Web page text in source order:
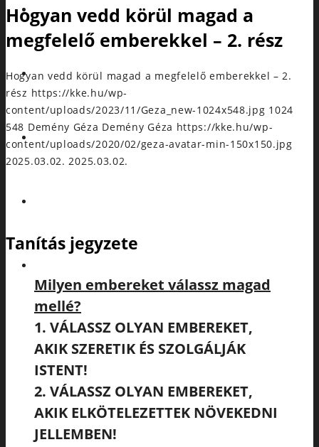
NAPTÁR
KAPCSOLÓDJ
RÓLUNK
Hogyan vedd körül magad a
megfelelő emberekkel – 2. rész
Hogyan vedd körül magad a megfelelő emberekkel – 2.
rész https://kke.hu/wp-
content/uploads/2023/11/Geza_new-1024x548.jpg 1024
548 Demény Géza Demény Géza https://kke.hu/wp-
content/uploads/2020/02/geza-avatar-min-150x150.jpg
2025.03.02. 2025.03.02.
Tanítás jegyzete
Milyen embereket válassz magad
mellé?
1. VÁLASSZ OLYAN EMBEREKET,
AKIK SZERETIK ÉS SZOLGÁLJÁK
ISTENT!
2. VÁLASSZ OLYAN EMBEREKET,
AKIK ELKÖTELEZETTEK NÖVEKEDNI
JELLEMBEN!